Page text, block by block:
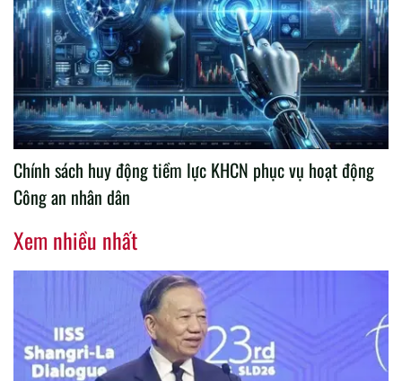
Chính sách huy động tiềm lực KHCN phục vụ hoạt động
Công an nhân dân
Xem nhiều nhất